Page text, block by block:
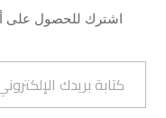
اشترك للحصول على
كتابة بريدك الإلكتروني...